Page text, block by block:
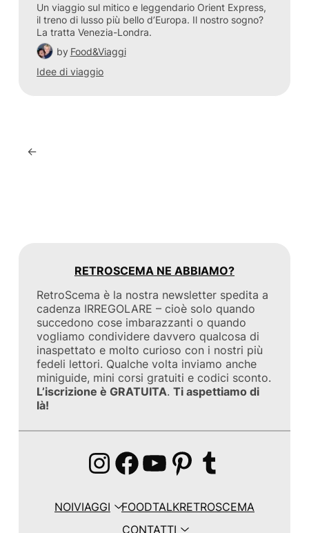
Un viaggio sul mitico e leggendario Orient Express,
il treno di lusso più bello d’Europa. Il nostro sogno?
La tratta Venezia-Londra.
by Food&Viaggi
Idee di viaggio
←
RETROSCEMA NE ABBIAMO?
RetroScema è la nostra newsletter spedita a
cadenza IRREGOLARE – cioè solo quando
succedono cose imbarazzanti o quando
vogliamo condividere davvero qualcosa di
inaspettato e molto curioso con i nostri più
fedeli lettori. Qualche volta inviamo anche
miniguide, mini corsi gratuiti e codici sconto.
L’iscrizione è GRATUITA.Ti aspettiamo di
là!
Instagram
Facebook
YouTube
Pinterest
Tumblr
NOIVIAGGI FOODTALKRETROSCEMA
CONTATTI